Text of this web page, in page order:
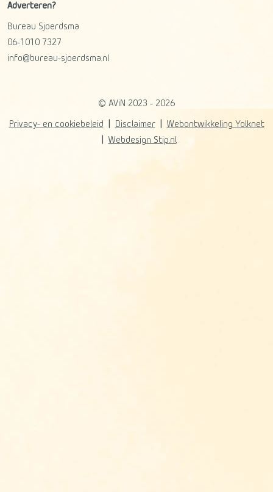
Adverteren?
Bureau Sjoerdsma
06-1010 7327
info@bureau-sjoerdsma.nl
© AViN 2023 - 2026
Privacy- en cookiebeleid Disclaimer
Webontwikkeling Yolknet
Webdesign Stip.nl